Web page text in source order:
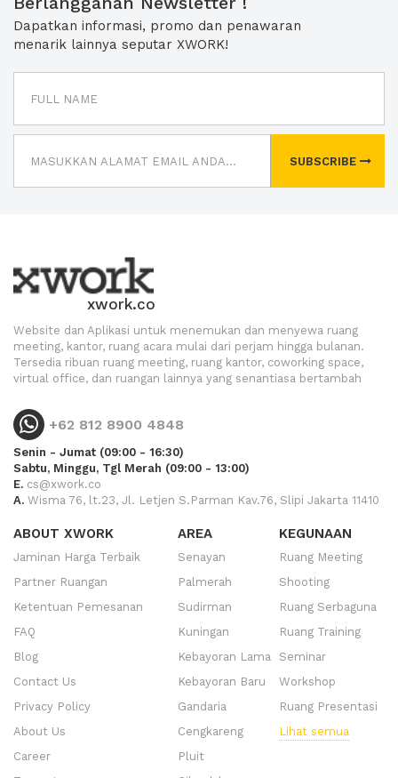
Dapatkan informasi, promo dan penawaran
menarik lainnya seputar XWORK!
SUBSCRIBE
xwork.co
Website dan Aplikasi untuk menemukan dan menyewa ruang
meeting, kantor, ruang acara mulai dari perjam hingga bulanan.
Tersedia ribuan ruang meeting, ruang kantor, coworking space,
virtual office, dan ruangan lainnya yang senantiasa bertambah
+62 812 8900 4848
Senin - Jumat (09:00 - 16:30)
Sabtu, Minggu, Tgl Merah (09:00 - 13:00)
E. cs@xwork.co
A. Wisma 76, lt.23, Jl. Letjen S.Parman Kav.76, Slipi Jakarta 11410
ABOUT XWORK
Jaminan Harga Terbaik
Partner Ruangan
Ketentuan Pemesanan
FAQ
Blog
Contact Us
Privacy Policy
About Us
Career
AREA
Senayan
Palmerah
Sudirman
Kuningan
Kebayoran Lama
Kebayoran Baru
Gandaria
Cengkareng
Pluit
KEGUNAAN
Ruang Meeting
Shooting
Ruang Serbaguna
Ruang Training
Seminar
Workshop
Ruang Presentasi
Lihat semua